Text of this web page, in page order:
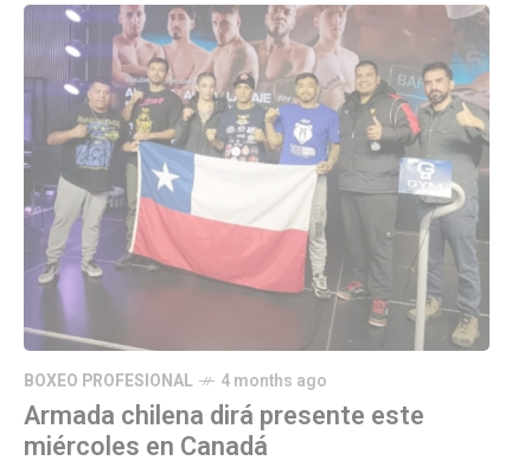
BOXEO PROFESIONAL 4 months ago
Armada chilena dirá presente este
miércoles en Canadá